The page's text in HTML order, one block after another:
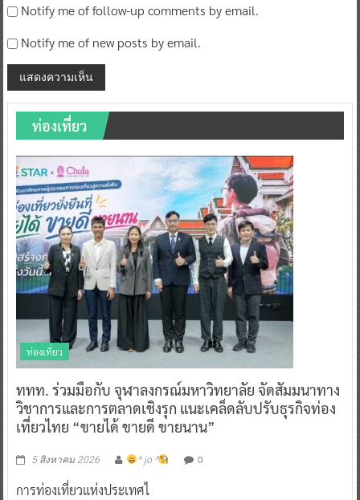
Notify me of follow-up comments by email.
Notify me of new posts by email.
ท่องเที่ยว
ท่องเที่ยว
ททท. ร่วมมือกับ จุฬาลงกรณ์มหาวิทยาลัย จัดสัมมนาทาง
วิชาการและการตลาดเชิงรุก แนะเคล็ดลับปรับธุรกิจท่อง
เที่ยวไทย “ขายได้ ขายดี ขายนาน”
5 สิงหาคม 2026 ^ jo ^ 0
การท่องเที่ยวแห่งประเทศไ